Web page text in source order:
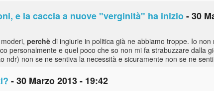
e la caccia a nuove "verginità" ha inizio- 30
perchè di ingiurie in politica già ne abbiamo troppe. Io
personalmente e quel poco che so non mi fa strabuzzare dalla
ndr) non se ne sentiva la necessità e sicuramente non se ne
- 30 Marzo 2013 - 19:42